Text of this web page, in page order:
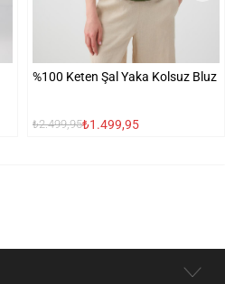
%100 Keten Şal Yaka Kolsuz Bluz
₺2.499,95₺1.499,95